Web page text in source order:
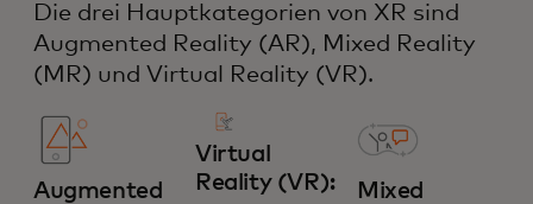
Die drei Hauptkategorien von XR sind
Augmented Reality (AR), Mixed Reality
(MR) und Virtual Reality (VR).
Augmented
Virtual
Reality (VR):
Mixed